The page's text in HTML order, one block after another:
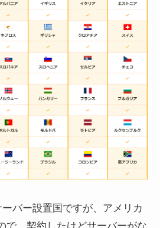
ーバー設置国ですが、アメリカ